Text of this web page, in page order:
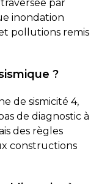
par
inondation
pollutions remis
?
de sismicité 4,
de diagnostic à
des règles
constructions